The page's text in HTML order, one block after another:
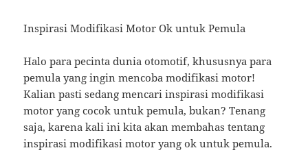
Inspirasi Modifikasi Motor Ok untuk Pemula
Halo para pecinta dunia otomotif, khususnya para
pemula yang ingin mencoba modifikasi motor!
Kalian pasti sedang mencari inspirasi modifikasi
motor yang cocok untuk pemula, bukan? Tenang
saja, karena kali ini kita akan membahas tentang
inspirasi modifikasi motor yang ok untuk pemula.